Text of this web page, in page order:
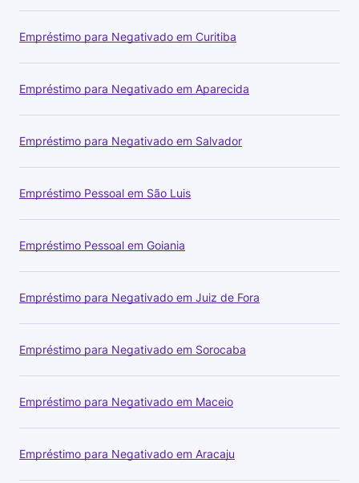
Empréstimo para Negativado em Curitiba
Empréstimo para Negativado em Aparecida
Empréstimo para Negativado em Salvador
Empréstimo Pessoal em São Luis
Empréstimo Pessoal em Goiania
Empréstimo para Negativado em Juiz de Fora
Empréstimo para Negativado em Sorocaba
Empréstimo para Negativado em Maceio
Empréstimo para Negativado em Aracaju